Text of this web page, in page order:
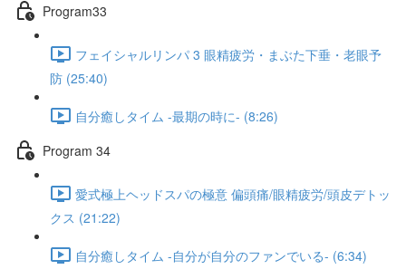
Program33
フェイシャルリンパ 3 眼精疲労・まぶた下垂・老眼予
防 (25:40)
自分癒しタイム -最期の時に- (8:26)
Program 34
愛式極上ヘッドスパの極意 偏頭痛/眼精疲労/頭皮デトッ
クス (21:22)
自分癒しタイム -自分が自分のファンでいる- (6:34)